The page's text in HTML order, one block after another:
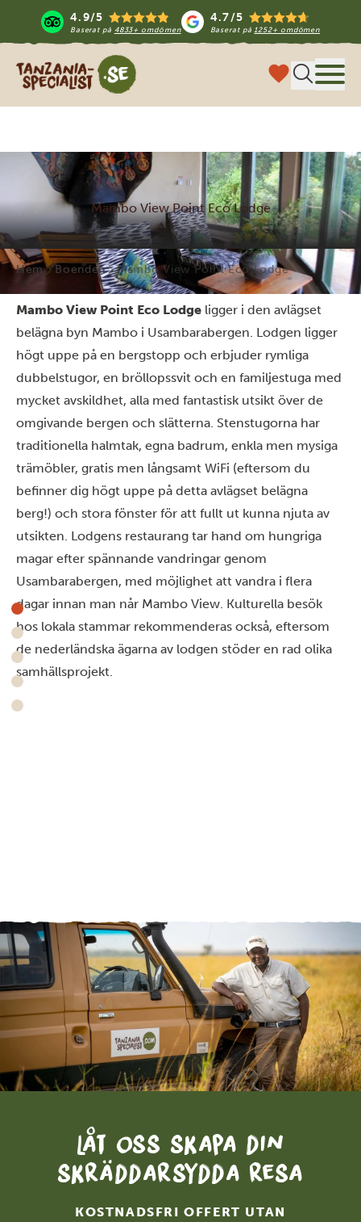
4.9/5
Baserat på 4833+ omdömen
4.7/5
Baserat på1252+ omdömen
Tanzania Specialist
Mambo View Point Eco Lodge
Hem Boenden Mambo View Point Eco Lodge
Mambo View Point Eco Lodge ligger i den avlägset
belägna byn Mambo i Usambarabergen. Lodgen ligger
högt uppe på en bergstopp och erbjuder rymliga
dubbelstugor, en bröllopssvit och en familjestuga med
mycket avskildhet, alla med fantastisk utsikt över de
omgivande bergen och slätterna. Stenstugorna har
traditionella halmtak, egna badrum, enkla men mysiga
trämöbler, gratis men långsamt WiFi (eftersom du
befinner dig högt uppe på detta avlägset belägna
berg!) och stora fönster för att fullt ut kunna njuta av
utsikten. Lodgens restaurang tar hand om hungriga
magar efter spännande vandringar genom
Usambarabergen, med möjlighet att vandra i flera
dagar innan man når Mambo View. Kulturella besök
hos lokala stammar rekommenderas också, eftersom
de nederländska ägarna av lodgen stöder en rad olika
samhällsprojekt.
Låt oss skapa din
skräddarsydda resa
KOSTNADSFRI OFFERT UTAN